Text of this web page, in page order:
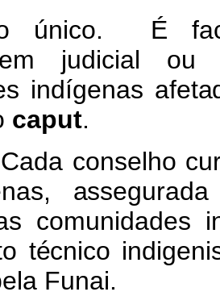
único. É
judicial ou
indígenas
caput.
conselho
comunidades
técnico
Funai.